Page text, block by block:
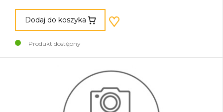
Dodaj do koszyka
Produkt dostępny